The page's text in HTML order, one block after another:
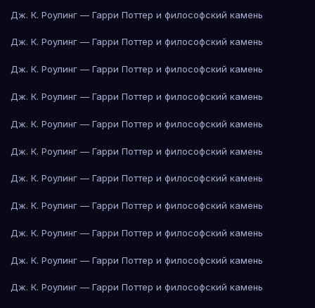
Дж. К. Роулинг — Гарри Поттер и философский камень
Дж. К. Роулинг — Гарри Поттер и философский камень
Дж. К. Роулинг — Гарри Поттер и философский камень
Дж. К. Роулинг — Гарри Поттер и философский камень
Дж. К. Роулинг — Гарри Поттер и философский камень
Дж. К. Роулинг — Гарри Поттер и философский камень
Дж. К. Роулинг — Гарри Поттер и философский камень
Дж. К. Роулинг — Гарри Поттер и философский камень
Дж. К. Роулинг — Гарри Поттер и философский камень
Дж. К. Роулинг — Гарри Поттер и философский камень
Дж. К. Роулинг — Гарри Поттер и философский камень